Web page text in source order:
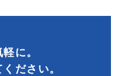
に。
ださい。